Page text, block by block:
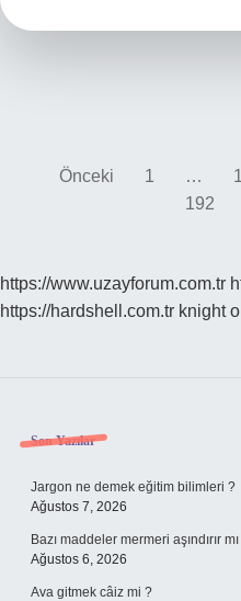
Yazı
Önceki 1 …
192
https://www.uzayforum.com.tr
https://hardshell.com.tr knight
Sidebar
Son Yazılar
Jargon ne demek eğitim bilimleri ?
Ağustos 7, 2026
Bazı maddeler mermeri aşındırır
Ağustos 6, 2026
Ava gitmek câiz mi ?